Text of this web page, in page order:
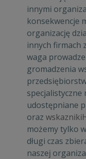
innymi
konsekwencje
organizację
innych firmach
waga
gromadzenia
specjalistyczne
udostępniane
oraz
możemy tylko
długi czas
naszej